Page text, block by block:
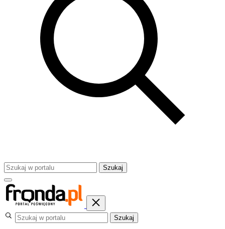
Szukaj
Szukaj